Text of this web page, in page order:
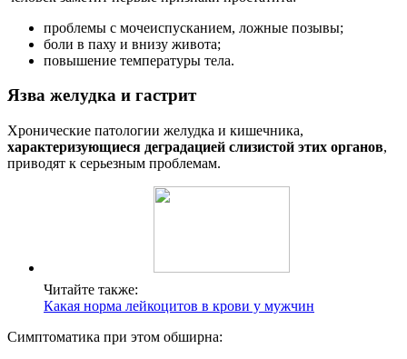
проблемы с мочеиспусканием, ложные позывы;
боли в паху и внизу живота;
повышение температуры тела.
Язва желудка и гастрит
Хронические патологии желудка и кишечника,
характеризующиеся деградацией слизистой этих органов,
приводят к серьезным проблемам.
Читайте также:
Какая норма лейкоцитов в крови у мужчин
Симптоматика при этом обширна: